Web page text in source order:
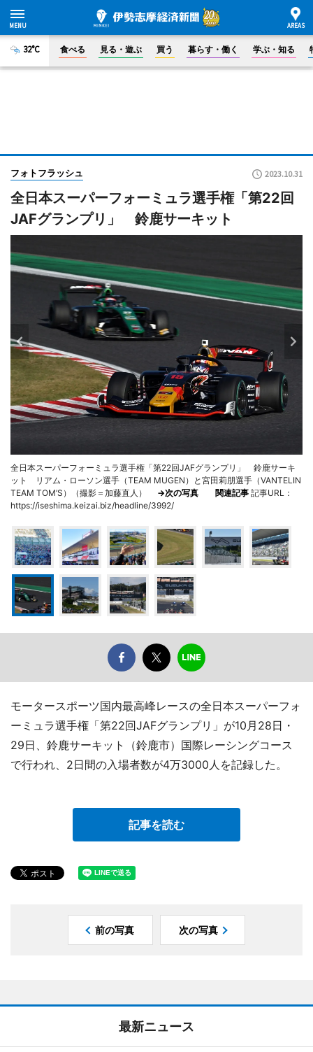
32°C 食べる 見る・遊ぶ 買う 暮らす・働く 学ぶ・知る
フォトフラッシュ 2023.10.31
全日本スーパーフォーミュラ選手権「第22回
JAFグランプリ」 鈴鹿サーキット
全日本スーパーフォーミュラ選手権「第22回JAFグランプリ」 鈴鹿サーキ
ット リアム・ローソン選手（TEAM MUGEN）と宮田莉朋選手（VANTELIN
TEAM TOM’S）（撮影＝加藤直人） →次の写真 関連記事 記事URL：
https://iseshima.keizai.biz/headline/3992/
モータースポーツ国内最高峰レースの全日本スーパーフォ
ーミュラ選手権「第22回JAFグランプリ」が10月28日・
29日、鈴鹿サーキット（鈴鹿市）国際レーシングコース
で行われ、2日間の入場者数が4万3000人を記録した。
記事を読む
前の写真 次の写真
最新ニュース